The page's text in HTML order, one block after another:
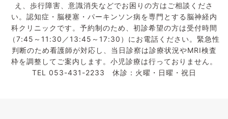
え、歩行障害、意識消失などでお困りの方はご相談くださ
い。認知症・脳梗塞・パーキンソン病を専門とする脳神経内
科クリニックです。予約制のため、初診希望の方は受付時間
（7:45～11:30／13:45～17:30）にお電話ください。緊急性
判断のため看護師が対応し、当日診察は診療状況やMRI検査
枠を調整してご案内します。小児診療は行っておりません。
TEL 053-431-2233 休診：火曜・日曜・祝日